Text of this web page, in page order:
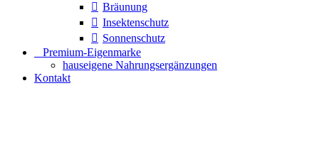
Bräunung
Insektenschutz
Sonnenschutz
⠀​Premium-Eigenmarke
hauseigene Nahrungsergänzungen
Kontakt